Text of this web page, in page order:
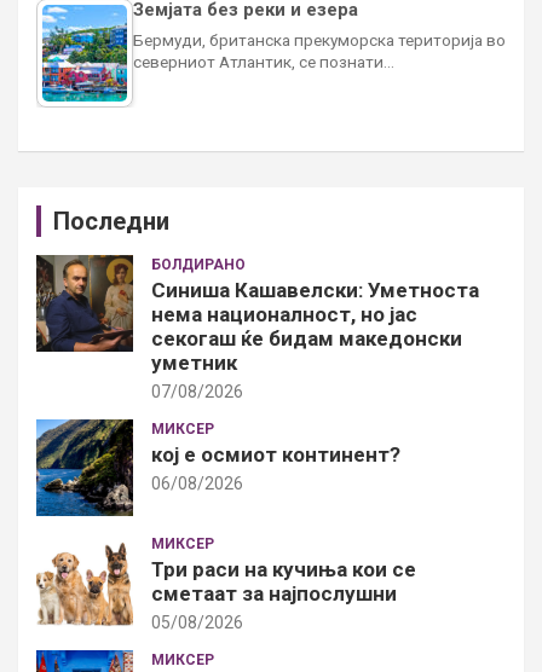
Земјата без реки и езера
Бермуди, британска прекуморска територија во
северниот Атлантик, се познати…
Последни
БОЛДИРАНО
Синиша Кашавелски: Уметноста
нема националност, но јас
секогаш ќе бидам македонски
уметник
07/08/2026
МИКСЕР
кој е осмиот континент?
06/08/2026
МИКСЕР
Три раси на кучиња кои се
сметаат за најпослушни
05/08/2026
МИКСЕР